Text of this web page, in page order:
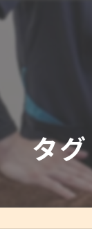
タ